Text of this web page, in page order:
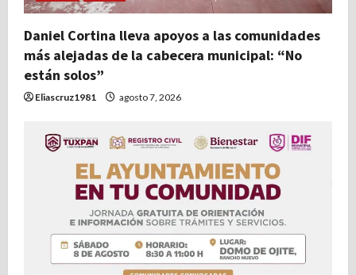
Daniel Cortina lleva apoyos a las comunidades
más alejadas de la cabecera municipal: “No
están solos”
Eliascruz1981 agosto 7, 2026